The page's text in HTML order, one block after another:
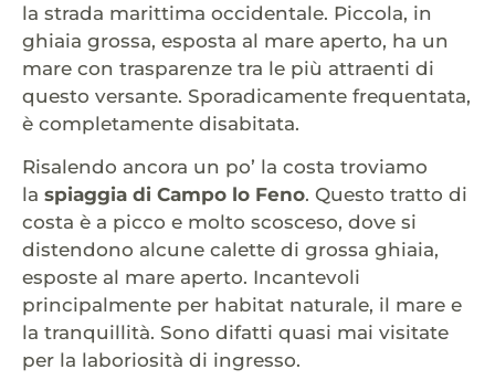
la strada marittima occidentale. Piccola, in
ghiaia grossa, esposta al mare aperto, ha un
mare con trasparenze tra le più attraenti di
questo versante. Sporadicamente frequentata,
è completamente disabitata.
Risalendo ancora un po’ la costa troviamo
la spiaggia di Campo lo Feno. Questo tratto di
costa è a picco e molto scosceso, dove si
distendono alcune calette di grossa ghiaia,
esposte al mare aperto. Incantevoli
principalmente per habitat naturale, il mare e
la tranquillità. Sono difatti quasi mai visitate
per la laboriosità di ingresso.